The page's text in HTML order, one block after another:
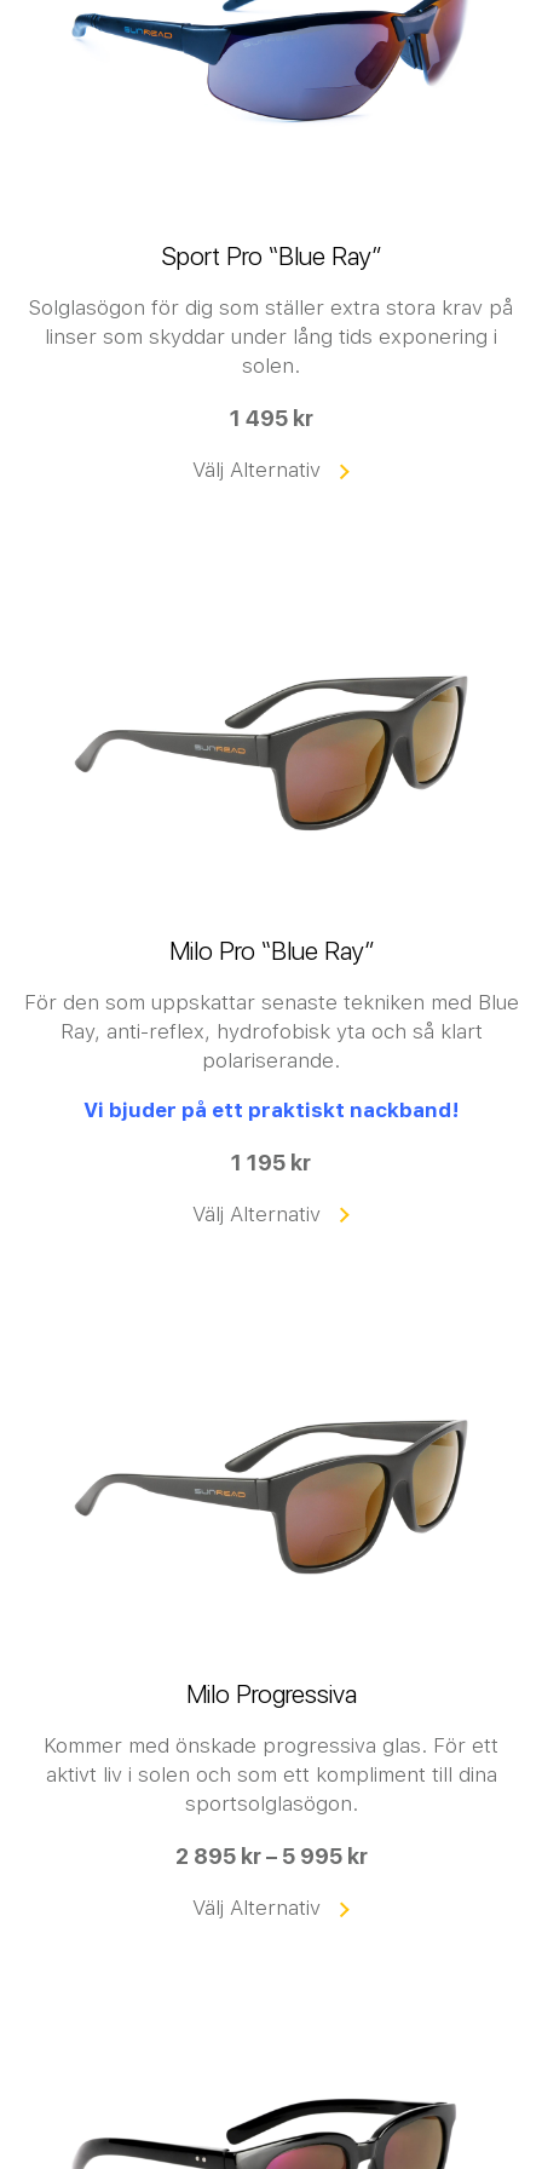
Sport Pro “Blue Ray”
Solglasögon för dig som ställer extra stora krav på
linser som skyddar under lång tids exponering i
solen.
1 495 kr
Välj Alternativ
Milo Pro “Blue Ray”
För den som uppskattar senaste tekniken med Blue
Ray, anti-reflex, hydrofobisk yta och så klart
polariserande.
Vi bjuder på ett praktiskt nackband!
1 195 kr
Välj Alternativ
Milo Progressiva
Kommer med önskade progressiva glas. För ett
aktivt liv i solen och som ett kompliment till dina
sportsolglasögon.
2 895 kr – 5 995 kr
Välj Alternativ